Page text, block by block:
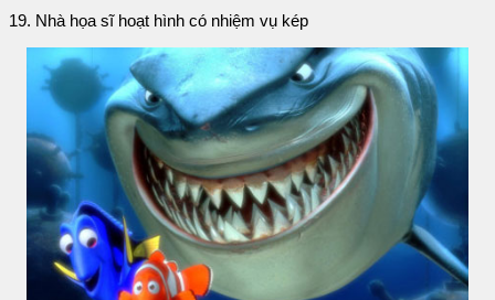
19. Nhà họa sĩ hoạt hình có nhiệm vụ kép